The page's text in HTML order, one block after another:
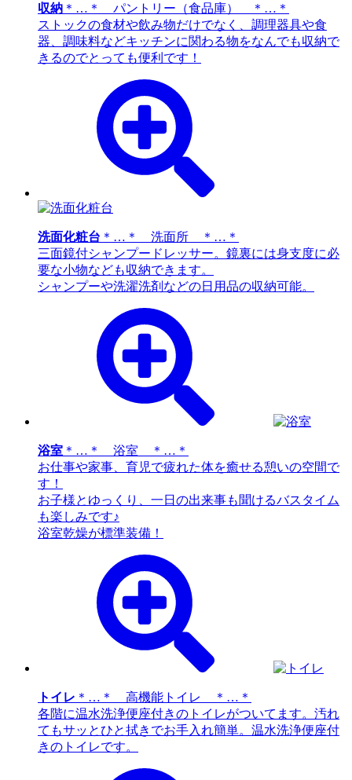
収納 ＊…＊ パントリー（食品庫） ＊…＊
ストックの食材や飲み物だけでなく、調理器具や食
器、調味料などキッチンに関わる物をなんでも収納で
きるのでとっても便利です！
洗面化粧台 ＊…＊ 洗面所 ＊…＊
三面鏡付シャンプードレッサー。鏡裏には身支度に必
要な小物なども収納できます。
シャンプーや洗濯洗剤などの日用品の収納可能。
浴室 ＊…＊ 浴室 ＊…＊
お仕事や家事、育児で疲れた体を癒せる憩いの空間で
す！
お子様とゆっくり、一日の出来事も聞けるバスタイム
も楽しみです♪
浴室乾燥が標準装備！
トイレ ＊…＊ 高機能トイレ ＊…＊
各階に温水洗浄便座付きのトイレがついてます。汚れ
てもサッとひと拭きでお手入れ簡単。温水洗浄便座付
きのトイレです。